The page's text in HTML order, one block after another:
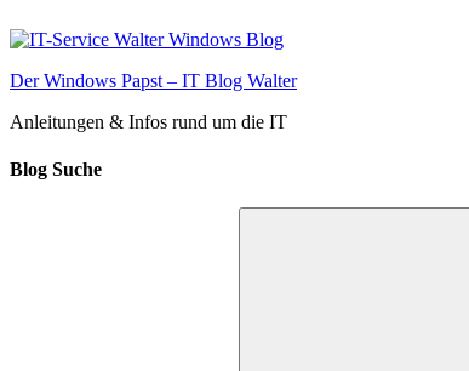
Inhalt
Der Windows Papst – IT Blog Walter
Anleitungen & Infos rund um die IT
Blog Suche